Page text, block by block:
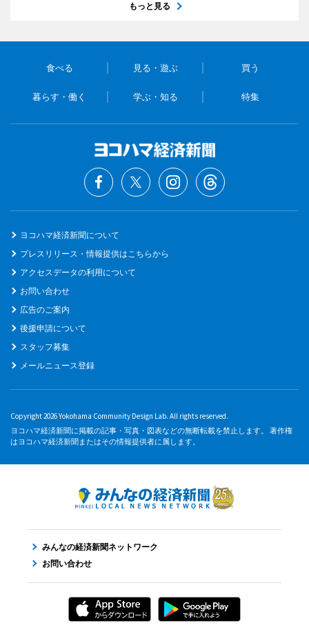
もっと見る
食べる 見る・遊ぶ 買う
暮らす・働く 学ぶ・知る 特集
ヨコハマ経済新聞について
プレスリリース・情報提供はこちらから
アクセスデータの利用について
お問い合わせ
広告のご案内
後援申請について
スタッフ募集
メールニュース登録
Copyright 2026 Yokohama Community Design Lab. All rights reserved.
ヨコハマ経済新聞に掲載の記事・写真・図表などの無断転載を禁止します。 著作権
はヨコハマ経済新聞またはその情報提供者に属します。
みんなの経済新聞ネットワーク
お問い合わせ